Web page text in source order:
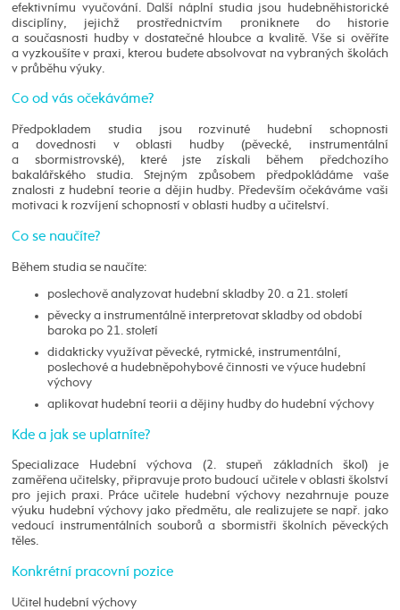
efektivnímu vyučování. Další náplní studia jsou hudebněhistorické
disciplíny, jejichž prostřednictvím proniknete do historie
a současnosti hudby v dostatečné hloubce a kvalitě. Vše si ověříte
a vyzkoušíte v praxi, kterou budete absolvovat na vybraných školách
v průběhu výuky.
Co od vás očekáváme?
Předpokladem studia jsou rozvinuté hudební schopnosti
a dovednosti v oblasti hudby (pěvecké, instrumentální
a sbormistrovské), které jste získali během předchozího
bakalářského studia. Stejným způsobem předpokládáme vaše
znalosti z hudební teorie a dějin hudby. Především očekáváme vaši
motivaci k rozvíjení schopností v oblasti hudby a učitelství.
Co se naučíte?
Během studia se naučíte:
poslechově analyzovat hudební skladby 20. a 21. století
pěvecky a instrumentálně interpretovat skladby od období
baroka po 21. století
didakticky využívat pěvecké, rytmické, instrumentální,
poslechové a hudebněpohybové činnosti ve výuce hudební
výchovy
aplikovat hudební teorii a dějiny hudby do hudební výchovy
Kde a jak se uplatníte?
Specializace Hudební výchova (2. stupeň základních škol) je
zaměřena učitelsky, připravuje proto budoucí učitele v oblasti školství
pro jejich praxi. Práce učitele hudební výchovy nezahrnuje pouze
výuku hudební výchovy jako předmětu, ale realizujete se např. jako
vedoucí instrumentálních souborů a sbormistři školních pěveckých
těles.
Konkrétní pracovní pozice
Učitel hudební výchovy